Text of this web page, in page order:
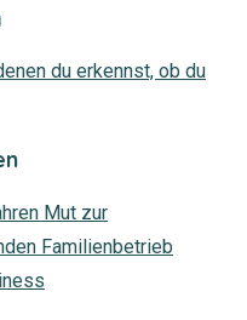
du erkennst, ob du